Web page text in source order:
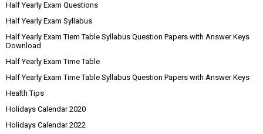
Half Yearly Exam Questions
Half Yearly Exam Syllabus
Half Yearly Exam Tiem Table Syllabus Question Papers with Answer Keys
Download
Half Yearly Exam Time Table
Half Yearly Exam Time Table Syllabus Question Papers with Answer Keys
Health Tips
Holidays Calendar 2020
Holidays Calendar 2022